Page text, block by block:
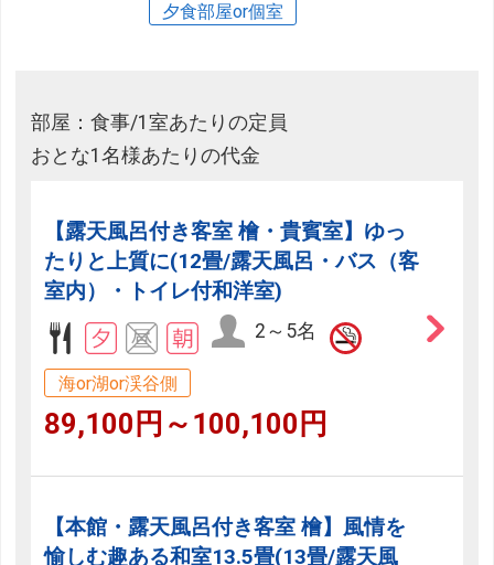
夕食部屋or個室
部屋：食事/1室あたりの定員
おとな1名様あたりの代金
【露天風呂付き客室 檜・貴賓室】ゆっ
たりと上質に(12畳/露天風呂・バス（客
室内）・トイレ付和洋室)
2～5名
海or湖or渓谷側
89,100円～100,100円
【本館・露天風呂付き客室 檜】風情を
愉しむ趣ある和室13.5畳(13畳/露天風